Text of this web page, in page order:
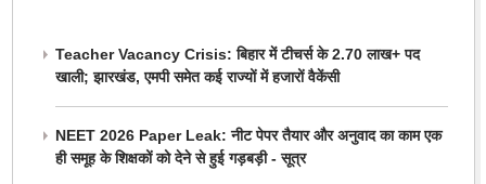
Teacher Vacancy Crisis: बिहार में टीचर्स के 2.70 लाख+ पद
खाली; झारखंड, एमपी समेत कई राज्यों में हजारों वैकेंसी
NEET 2026 Paper Leak: नीट पेपर तैयार और अनुवाद का काम एक
ही समूह के शिक्षकों को देने से हुई गड़बड़ी - सूत्र